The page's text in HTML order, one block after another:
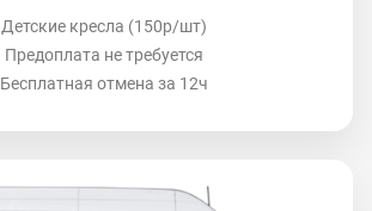
Детские кресла (150р/шт)
Предоплата не требуется
Бесплатная отмена за 12ч